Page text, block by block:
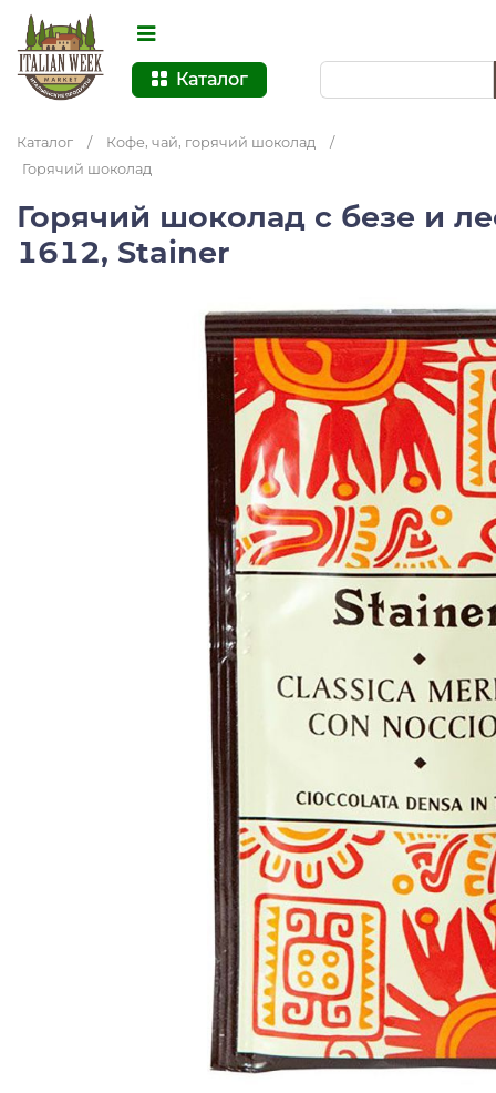
Каталог
Каталог / Кофе, чай, горячий шоколад
/
Горячий шоколад
Горячий шоколад с безе и
1612, Stainer